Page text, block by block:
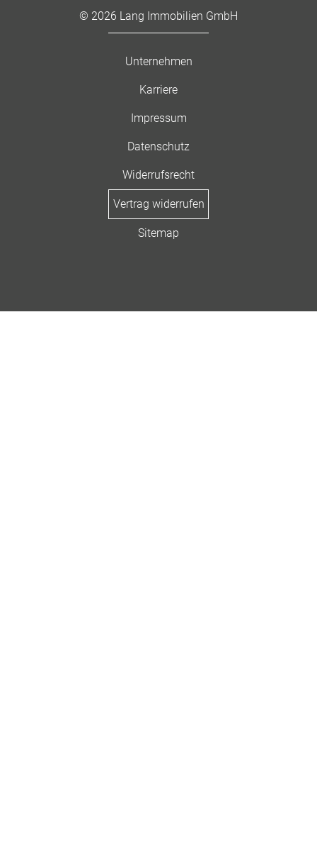
© 2026 Lang Immobilien GmbH
Unternehmen
Karriere
Impressum
Datenschutz
Widerrufsrecht
Vertrag widerrufen
Sitemap